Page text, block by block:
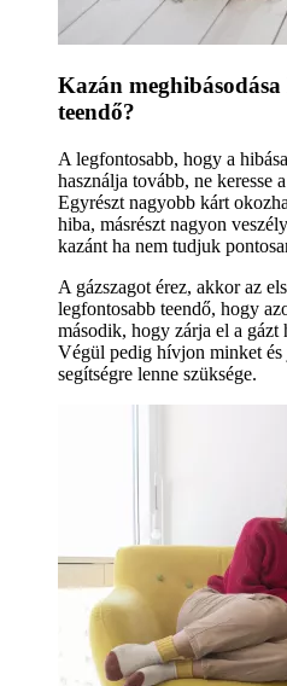
Kazán
teendő?
A legfontosabb, hogy a
használja tovább, ne keresse
Egyrészt nagyobb kárt
hiba, másrészt nagyon
kazánt ha nem tudjuk
A gázszagot érez, akkor az
legfontosabb teendő, hogy
második, hogy zárja el a gázt
Végül pedig hívjon minket és
segítségre lenne szüksége.